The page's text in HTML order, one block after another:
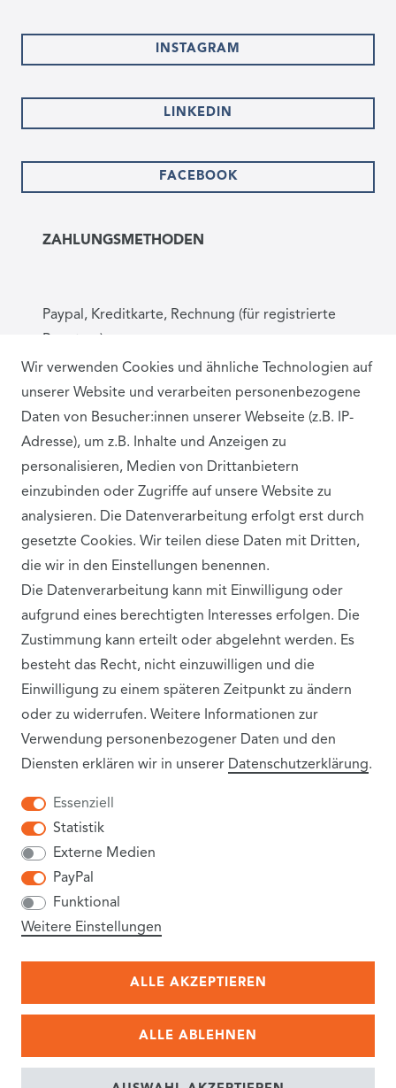
INSTAGRAM
LINKEDIN
FACEBOOK
ZAHLUNGSMETHODEN
Paypal, Kreditkarte, Rechnung (für registrierte
BEWERTUNGEN
VERSANDPARTNER
VERSANDKOSTEN
NEWSLETTER
AGB
DATENSCHUTZERKLÄRUNG
Wir verwenden Cookies und ähnliche Technologien auf
unserer Website und verarbeiten personenbezogene
Daten von Besucher:innen unserer Webseite (z.B. IP-
Adresse), um z.B. Inhalte und Anzeigen zu
personalisieren, Medien von Drittanbietern
einzubinden oder Zugriffe auf unsere Website zu
analysieren. Die Datenverarbeitung erfolgt erst durch
gesetzte Cookies. Wir teilen diese Daten mit Dritten,
die wir in den Einstellungen benennen.
Die Datenverarbeitung kann mit Einwilligung oder
aufgrund eines berechtigten Interesses erfolgen. Die
Zustimmung kann erteilt oder abgelehnt werden. Es
besteht das Recht, nicht einzuwilligen und die
Einwilligung zu einem späteren Zeitpunkt zu ändern
oder zu widerrufen. Weitere Informationen zur
Verwendung personenbezogener Daten und den
Diensten erklären wir in unserer Daten­schutz­erklärung.
Essenziell
Statistik
Externe Medien
PayPal
Funktional
Weitere Einstellungen
ALLE AKZEPTIEREN
ALLE ABLEHNEN